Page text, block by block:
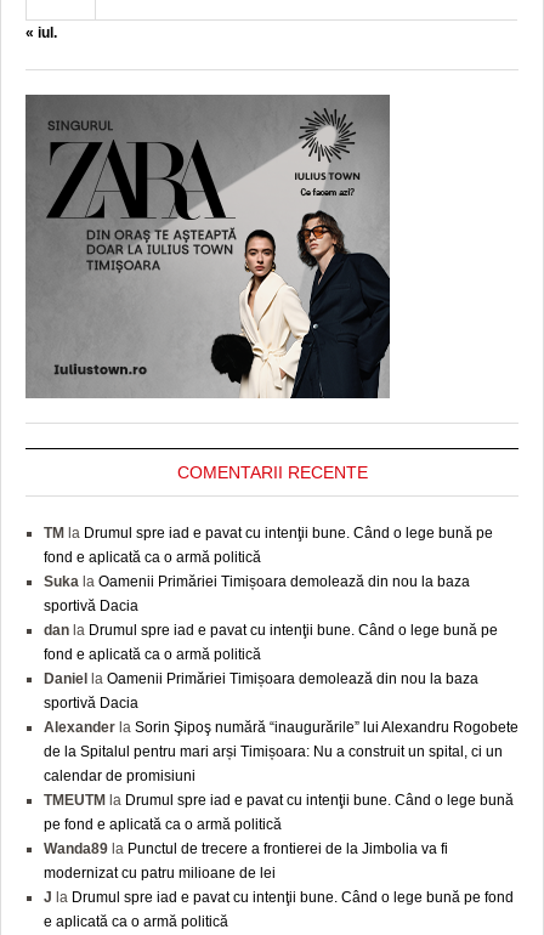
« iul.
COMENTARII RECENTE
TM la Drumul spre iad e pavat cu intenţii bune. Când o lege bună pe
fond e aplicată ca o armă politică
Suka la Oamenii Primăriei Timișoara demolează din nou la baza
sportivă Dacia
dan la Drumul spre iad e pavat cu intenţii bune. Când o lege bună pe
fond e aplicată ca o armă politică
Daniel la Oamenii Primăriei Timișoara demolează din nou la baza
sportivă Dacia
Alexander la Sorin Şipoş numără “inaugurările” lui Alexandru Rogobete
de la Spitalul pentru mari arși Timișoara: Nu a construit un spital, ci un
calendar de promisiuni
TMEUTM la Drumul spre iad e pavat cu intenţii bune. Când o lege bună
pe fond e aplicată ca o armă politică
Wanda89 la Punctul de trecere a frontierei de la Jimbolia va fi
modernizat cu patru milioane de lei
J la Drumul spre iad e pavat cu intenţii bune. Când o lege bună pe fond
e aplicată ca o armă politică